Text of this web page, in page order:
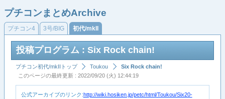
プチコンまとめArchive
プチコン4 3号/BIG 初代/mkII
投稿プログラム : Six Rock chain!
プチコン初代/mkIIトップ Toukou
Six Rock chain!
このページの最終更新 : 2022/09/20 (火) 12:44:19
公式アーカイブのリンク:http://wiki.hosiken.jp/petc/html/Toukou/Six20-